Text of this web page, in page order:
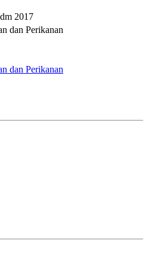
2017
dan Perikanan
dan Perikanan